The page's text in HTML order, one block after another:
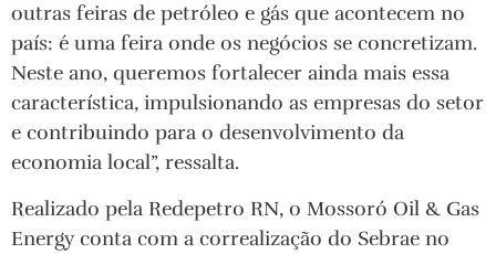
outras feiras de petróleo e gás que acontecem no
país: é uma feira onde os negócios se concretizam.
Neste ano, queremos fortalecer ainda mais essa
característica, impulsionando as empresas do setor
e contribuindo para o desenvolvimento da
economia local”, ressalta.
Realizado pela Redepetro RN, o Mossoró Oil & Gas
Energy conta com a correalização do Sebrae no